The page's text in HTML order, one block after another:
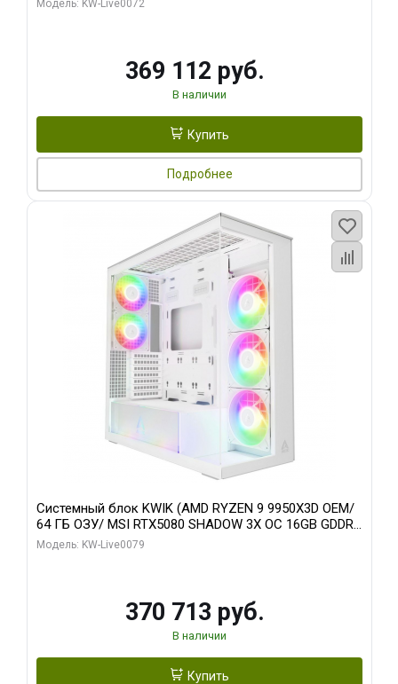
Модель: KW-Live0072
369 112 руб.
В наличии
Купить
Подробнее
Системный блок KWIK (AMD RYZEN 9 9950X3D OEM/
64 ГБ ОЗУ/ MSI RTX5080 SHADOW 3X OC 16GB GDDR7
256bit 3xDP HDMI/ 960 ГБ SSD)
Модель: KW-Live0079
370 713 руб.
В наличии
Купить